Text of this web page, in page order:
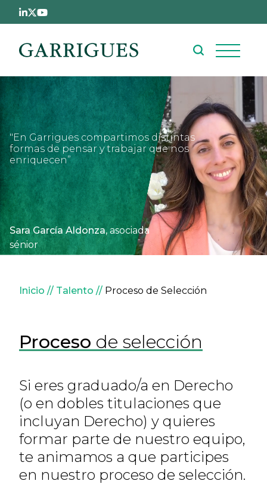
Pasar al contenido principal
"En Garrigues compartimos distintas
formas de pensar y trabajar que nos
enriquecen”
Sara García Aldonza, asociada
sénior
Sobrescribir enlaces de
Inicio Talento Proceso de Selección
Proceso de selección
Si eres graduado/a en Derecho
(o en dobles titulaciones que
incluyan Derecho) y quieres
formar parte de nuestro equipo,
te animamos a que participes
en nuestro proceso de selección.